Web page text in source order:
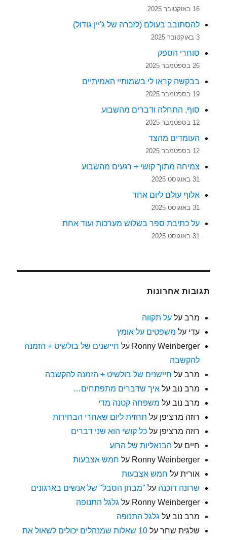
16 באוקטובר 2025
להסתובב בעולם (לזכרה של ג'יין גודול)
3 באוקטובר 2025
סוחרי הספק
26 בספטמבר 2025
בבקשה קראו לי בשמותיי האמיתיים
19 בספטמבר 2025
סוף, התחלה ודברים מהשבוע
12 בספטמבר 2025
העומדים מהצד
12 בספטמבר 2025
צמיחה מתוך קושי + רגעים מהשבוע
31 באוגוסט 2025
אלוף עולם ליום אחד
31 באוגוסט 2025
על כתיבת ספר בשלוש מערכות ועוד אחת
31 באוגוסט 2025
תגובות אחרונות
מרב עלעל תקווה
עדי על משפטים על אומץ
Ronny Weinberger על חיישנים של בולשיט + הזמנה
להקשבה
מרב על חיישנים של בולשיט + הזמנה להקשבה
מרב נוב עלאיך שדברים מתפתחים…
מרב נוב על משפחה קטנה מדי
רוזה מרציפן על תחזית ליום שאחרי הבחירות
רוזה מרציפן עלכל קושי הוא שני דברים
חיים על הבנאליות של הרוע
Ronny Weinberger על חמש אצבעות
אורית על חמש אצבעות
שרונה דוכנה על "מבחן הסבל" של אנשים בארגונים
Ronny Weinberger על גלגל התנופה
מרב נוב על גלגל התנופה
שלגית שחר על
10 שאלות שמנהלים יכולים לשאול את